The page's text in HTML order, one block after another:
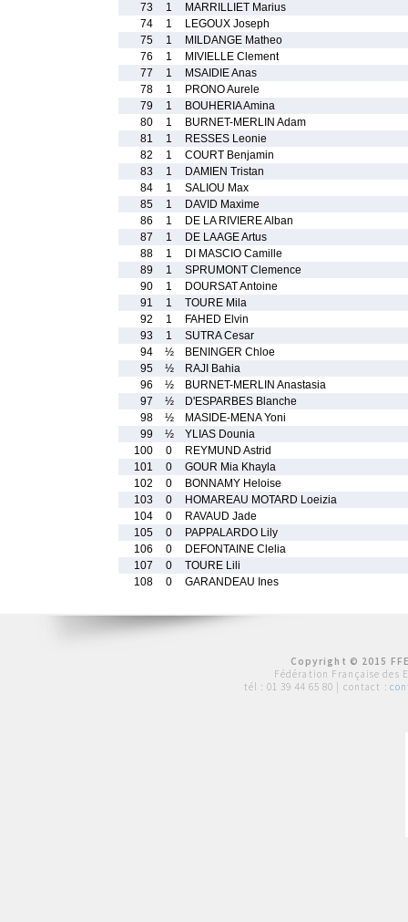
73
1
MARRILLIET Marius
74
1
LEGOUX Joseph
75
1
MILDANGE Matheo
76
1
MIVIELLE Clement
77
1
MSAIDIE Anas
78
1
PRONO Aurele
79
1
BOUHERIA Amina
80
1
BURNET-MERLIN Adam
81
1
RESSES Leonie
82
1
COURT Benjamin
83
1
DAMIEN Tristan
84
1
SALIOU Max
85
1
DAVID Maxime
86
1
DE LA RIVIERE Alban
87
1
DE LAAGE Artus
88
1
DI MASCIO Camille
89
1
SPRUMONT Clemence
90
1
DOURSAT Antoine
91
1
TOURE Mila
92
1
FAHED Elvin
93
1
SUTRA Cesar
94
½
BENINGER Chloe
95
½
RAJI Bahia
96
½
BURNET-MERLIN Anastasia
97
½
D'ESPARBES Blanche
98
½
MASIDE-MENA Yoni
99
½
YLIAS Dounia
100
0
REYMUND Astrid
101
0
GOUR Mia Khayla
102
0
BONNAMY Heloise
103
0
HOMAREAU MOTARD Loeizia
104
0
RAVAUD Jade
105
0
PAPPALARDO Lily
106
0
DEFONTAINE Clelia
107
0
TOURE Lili
108
0 GARANDEAU Ines
Copyright © 2015
Fédération Française des
tél : 01 39 44 65 80 | contact :